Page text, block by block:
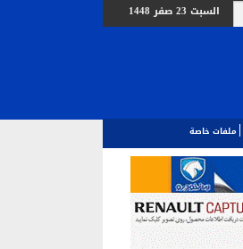
السبت 23 صفر 1448
ملفات خاصة